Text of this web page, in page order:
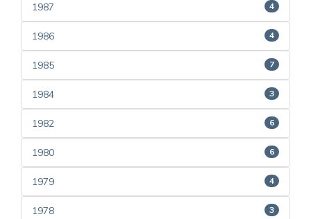
1987 4
1986 4
1985 7
1984 3
1982 6
1980 6
1979 4
1978 3